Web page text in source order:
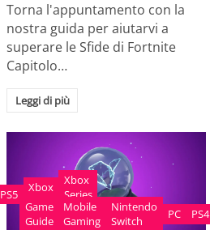
Torna l'appuntamento con la
nostra guida per aiutarvi a
superare le Sfide di Fortnite
Capitolo…
Leggi di più
PS5
Xbox
One
Xbox
Series
X
Game
Guide
Mobile
Gaming
Nintendo
Switch
PC PS4